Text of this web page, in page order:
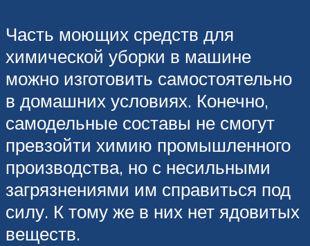
Часть моющих средств для
химической уборки в машине
можно изготовить самостоятельно
в домашних условиях. Конечно,
самодельные составы не смогут
превзойти химию промышленного
производства, но с несильными
загрязнениями им справиться под
силу. К тому же в них нет ядовитых
веществ.